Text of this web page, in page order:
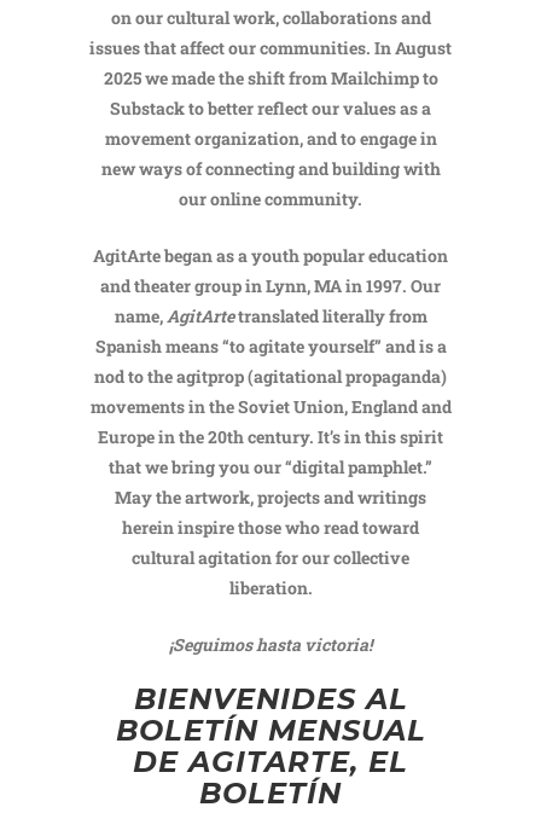
on our cultural work, collaborations and
issues that affect our communities. In August
2025 we made the shift from Mailchimp to
Substack to better reflect our values as a
movement organization, and to engage in
new ways of connecting and building with
our online community.
AgitArte began as a youth popular education
and theater group in Lynn, MA in 1997. Our
name,AgitArtetranslated literally from
Spanish means “to agitate yourself” and is a
nod to the agitprop (agitational propaganda)
movements in the Soviet Union, England and
Europe in the 20th century. It’s in this spirit
that we bring you our “digital pamphlet.”
May the artwork, projects and writings
herein inspire those who read toward
cultural agitation for our collective
liberation.
¡Seguimos hasta victoria!
BIENVENIDES AL
BOLETÍN MENSUAL
DE AGITARTE, EL
BOLETÍN